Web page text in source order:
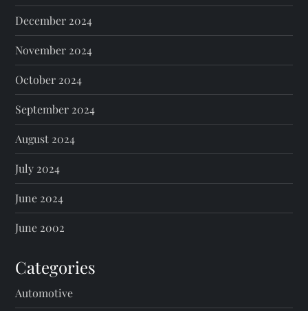
December 2024
November 2024
October 2024
September 2024
August 2024
July 2024
June 2024
June 2002
Categories
Automotive